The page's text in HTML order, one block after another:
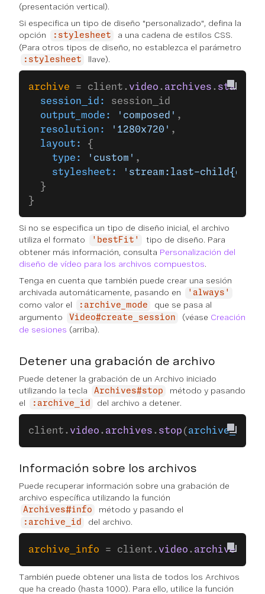
(presentación vertical).
Si especifica un tipo de diseño "personalizado", defina la
opción
:stylesheet
a una cadena de estilos CSS.
(Para otros tipos de diseño, no establezca el parámetro
:stylesheet llave).
archive = client. video . archives . start
  session_id:
session_id
  output_mode:
'composed' ,
  resolution:
'1280x720' ,
  layout:
{
    type:
'custom' ,
    stylesheet:
'stream:last-
  }
}
Si no se especifica un tipo de diseño inicial, el archivo
utiliza el formato
'bestFit'
tipo de diseño. Para
obtener más información, consulta Personalización del
diseño de vídeo para los archivos compuestos.
Tenga en cuenta que también puede crear una sesión
archivada automáticamente, pasando en
'always'
como valor el :archive_mode
que se pasa al
argumento
Video#create_session (véase Creación
de sesiones (arriba).
Detener una grabación de archivo
Puede detener la grabación de un Archivo iniciado
utilizando la tecla
Archives#stop
método y pasando
el
:archive_id del archivo a detener.
client. video . archives . stop ( archive_id:
Información sobre los archivos
Puede recuperar información sobre una grabación de
archivo específica utilizando la función
Archives#info método y pasando el
:archive_id del archivo.
archive_info = client. video . archives
También puede obtener una lista de todos los Archivos
que ha creado (hasta 1000). Para ello, utilice la función